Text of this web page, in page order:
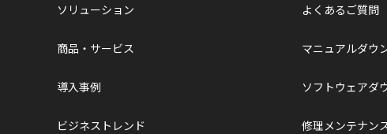
ソリューション
商品・サービス
導入事例
ビジネストレンド
よくあるご質問
マニュアルダウ
ソフトウェアダ
修理メンテナン